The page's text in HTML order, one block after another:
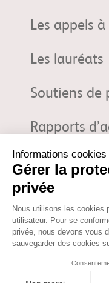
Les appels
Les lauréats
Soutiens de
Rapports
Fondation d'entreprise
Immuno-Oncologie. 3
fondation@bms.com
© 2026 Fondation
Recherche en Immuno-
d'entreprise Bristol-
Oncologie. Tous droits
ce site est soumise aux
Politique de confidentialité